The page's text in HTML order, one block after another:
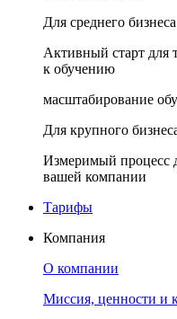
Для среднего бизнеса
Активный старт для
к обучению
масштабирование
Для крупного
Измеримый процесс
вашей компании
Тарифы
Компания
О компании
Миссия, ценности и